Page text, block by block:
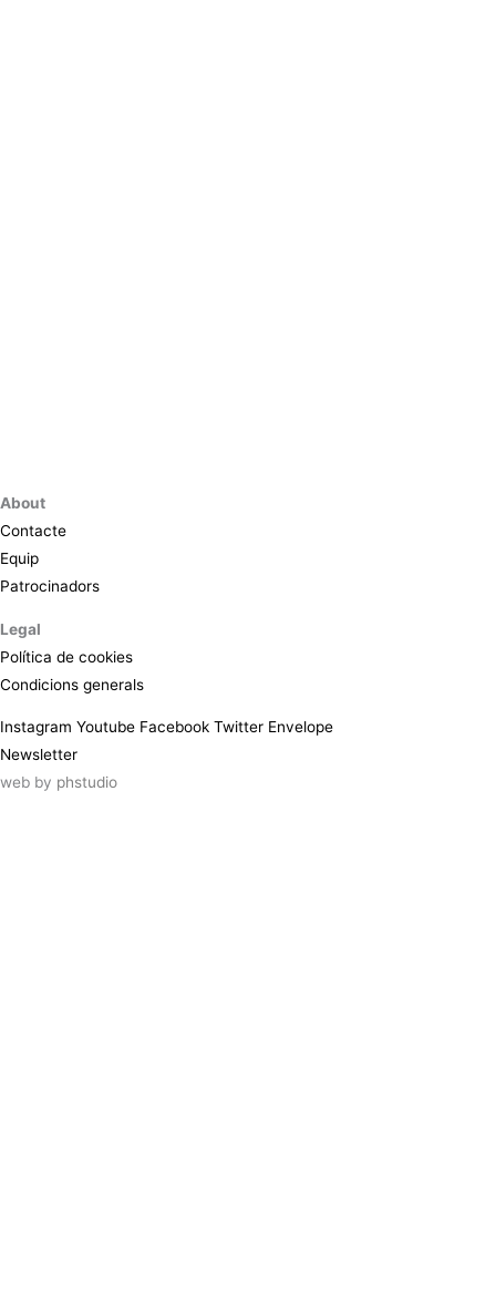
About
Contacte
Equip
Patrocinadors
Legal
Política de cookies
Condicions generals
Instagram Youtube Facebook Twitter Envelope
Newsletter
web by phstudio